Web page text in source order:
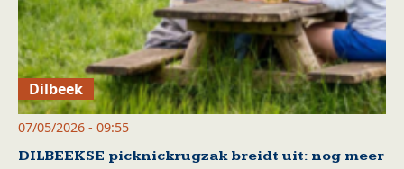
Dilbeek
07/05/2026 - 09:55
DILBEEKSE picknickrugzak breidt uit: nog meer